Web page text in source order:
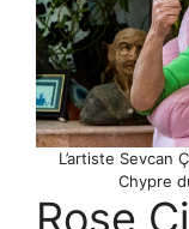
L’artiste Sevcan
Chypre
Rose